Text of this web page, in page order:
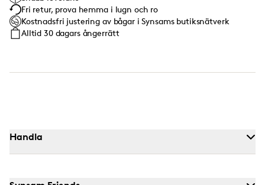
Fri retur, prova hemma i lugn och ro
Kostnadsfri justering av bågar i Synsams butiksnätverk
Alltid 30 dagars ångerrätt
Handla